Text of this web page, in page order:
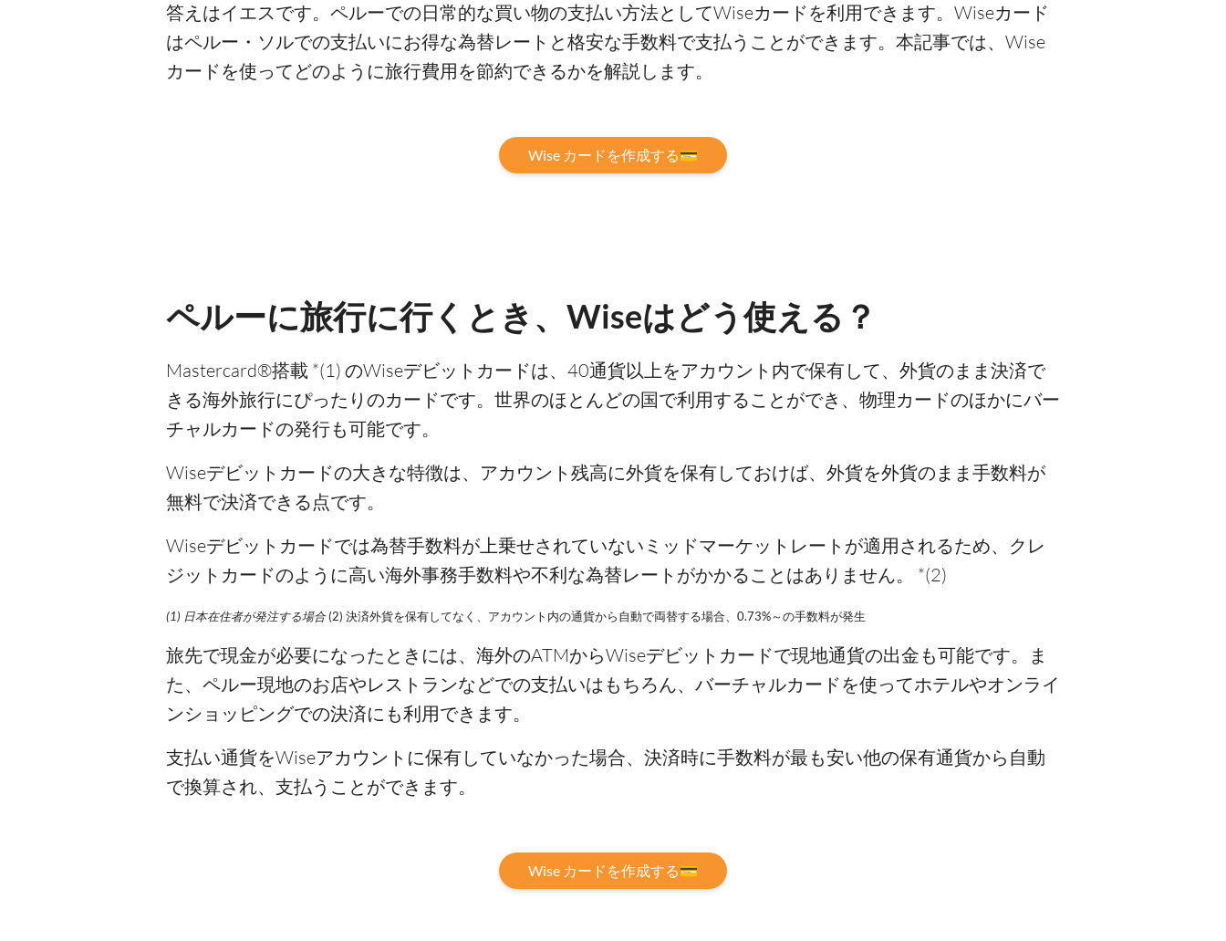
答えはイエスです。ペルーでの日常的な買い物の支払い方法としてWiseカードを利用できます。Wiseカード
はペルー・ソルでの支払いにお得な為替レートと格安な手数料で支払うことができます。本記事では、Wise
カードを使ってどのように旅行費用を節約できるかを解説します。
Wise カードを作成する💳
ペルーに旅行に行くとき、Wiseはどう使える？
Mastercard®搭載 *(1) のWiseデビットカードは、40通貨以上をアカウント内で保有して、外貨のまま決済で
きる海外旅行にぴったりのカードです。世界のほとんどの国で利用することができ、物理カードのほかにバー
チャルカードの発行も可能です。
Wiseデビットカードの大きな特徴は、アカウント残高に外貨を保有しておけば、外貨を外貨のまま手数料が
無料で決済できる点です。
Wiseデビットカードでは為替手数料が上乗せされていないミッドマーケットレートが適用されるため、クレ
ジットカードのように高い海外事務手数料や不利な為替レートがかかることはありません。 *(2)
(1) 日本在住者が発注する場合(2) 決済外貨を保有してなく、アカウント内の通貨から自動で両替する場合、0.73%～の手数料が発生
旅先で現金が必要になったときには、海外のATMからWiseデビットカードで現地通貨の出金も可能です。ま
た、ペルー現地のお店やレストランなどでの支払いはもちろん、バーチャルカードを使ってホテルやオンライ
ンショッピングでの決済にも利用できます。
支払い通貨をWiseアカウントに保有していなかった場合、決済時に手数料が最も安い他の保有通貨から自動
で換算され、支払うことができます。
Wise カードを作成する💳